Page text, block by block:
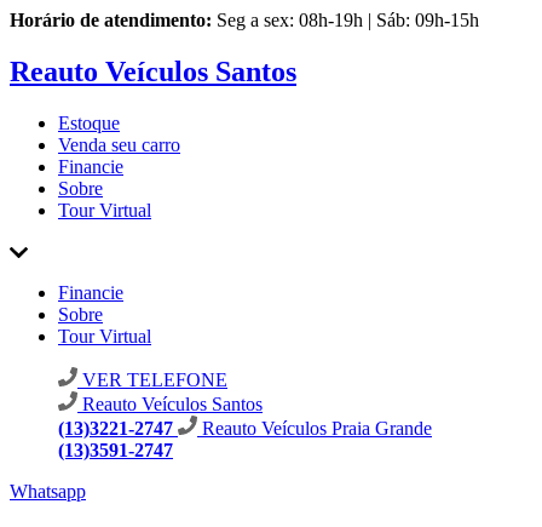
Horário de atendimento: Seg a sex: 08h-19h | Sáb: 09h-15h
Reauto Veículos Santos
Estoque
Venda seu carro
Financie
Sobre
Tour Virtual
Financie
Sobre
Tour Virtual
VER TELEFONE
Reauto Veículos Santos
(13)3221-2747
Reauto Veículos Praia Grande
(13)3591-2747
Whatsapp